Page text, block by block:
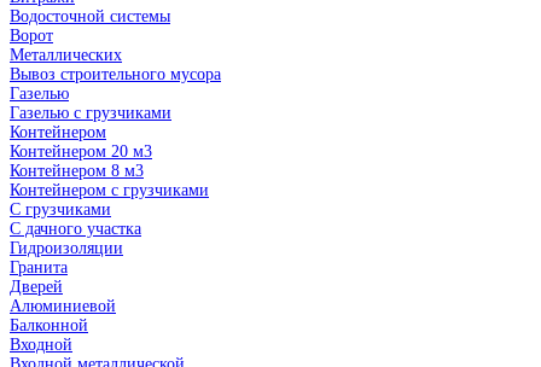
Водосточной системы
Ворот
Металлических
Вывоз строительного мусора
Газелью
Газелью с грузчиками
Контейнером
Контейнером 20 м3
Контейнером 8 м3
Контейнером с грузчиками
С грузчиками
С дачного участка
Гидроизоляции
Гранита
Дверей
Алюминиевой
Балконной
Входной